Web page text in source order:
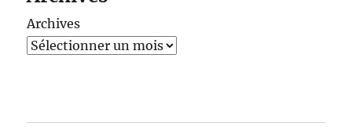
Archives